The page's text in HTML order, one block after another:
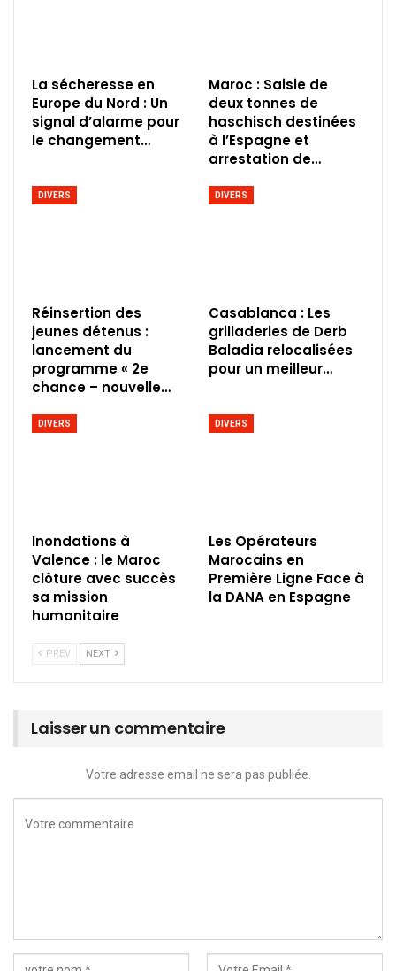
La sécheresse en
Europe du Nord : Un
signal d’alarme pour
le changement…
Maroc : Saisie de
deux tonnes de
haschisch destinées
à l’Espagne et
arrestation de…
DIVERS
Réinsertion des
jeunes détenus :
lancement du
programme « 2e
chance – nouvelle…
DIVERS
Casablanca : Les
grilladeries de Derb
Baladia relocalisées
pour un meilleur…
DIVERS
Inondations à
Valence : le Maroc
clôture avec succès
sa mission
humanitaire
DIVERS
Les Opérateurs
Marocains en
Première Ligne Face à
la DANA en Espagne
PREV NEXT
Laisser un commentaire
Votre adresse email ne sera pas publiée.